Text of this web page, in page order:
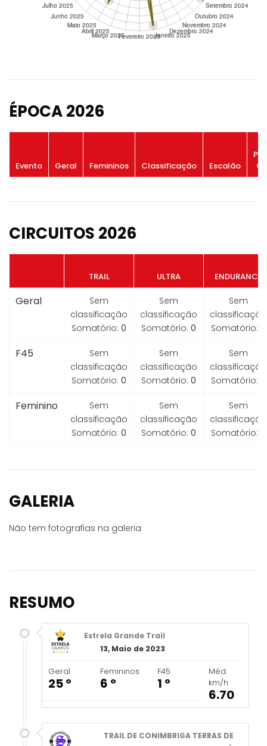
ÉPOCA 2026
Evento Geral Femininos Classificação Escalão
CIRCUITOS 2026
TRAIL ULTRA ENDURANCE
Geral
Sem
classificação
Somatório: 0
Sem
classificação
Somatório: 0
Sem
classificação
Somatório:
F45
Sem
classificação
Somatório: 0
Sem
classificação
Somatório: 0
Sem
classificação
Somatório:
Feminino
Sem
classificação
Somatório: 0
Sem
classificação
Somatório: 0
Sem
classificação
Somatório:
GALERIA
Não tem fotografias na galeria
RESUMO
Estrela Grande Trail
13, Maio de 2023
Geral
25 º
Femininos
6 º
F45
1 º
Méd.
km/h
6.70
TRAIL DE CONIMBRIGA TERRAS DE